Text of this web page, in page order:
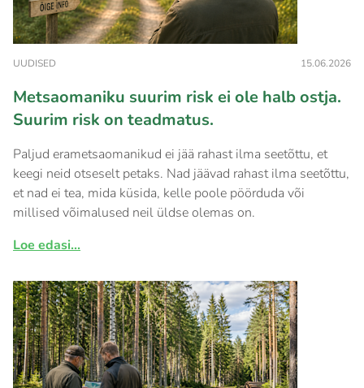
UUDISED 15.06.2026
Metsaomaniku suurim risk ei ole halb ostja.
Suurim risk on teadmatus.
Paljud erametsaomanikud ei jää rahast ilma seetõttu, et
keegi neid otseselt petaks. Nad jäävad rahast ilma seetõttu,
et nad ei tea, mida küsida, kelle poole pöörduda või
millised võimalused neil üldse olemas on.
Loe edasi...